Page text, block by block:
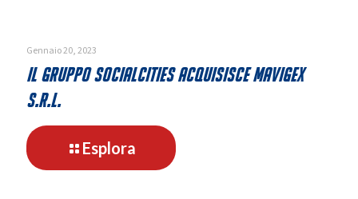
Gennaio 20, 2023
Il gruppo SocialCities acquisisce Mavigex
s.r.l.
Esplora
Il